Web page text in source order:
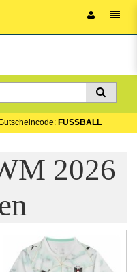
FUSSBALL
2026